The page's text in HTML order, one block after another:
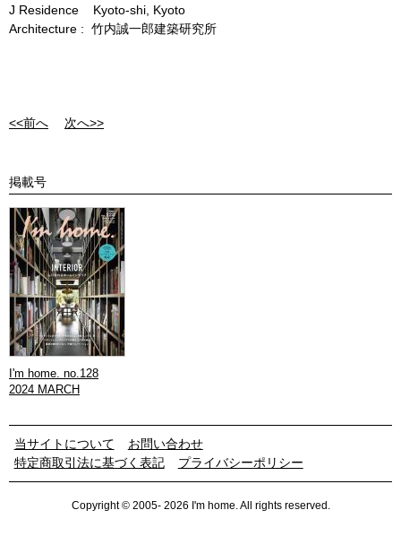
J Residence Kyoto-shi, Kyoto
Architecture : 竹内誠一郎建築研究所
<<前へ 次へ>>
掲載号
I'm home. no.128
2024 MARCH
当サイトについて
お問い合わせ
特定商取引法に基づく表記
プライバシーポリシー
Copyright © 2005- 2026 I'm home. All rights reserved.